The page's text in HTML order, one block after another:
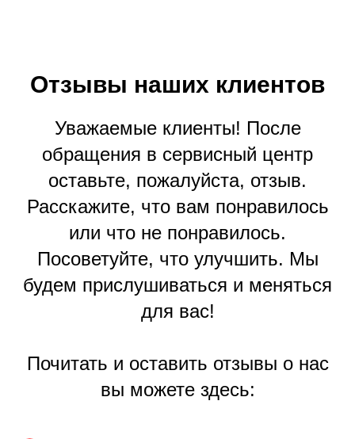
Отзывы наших клиентов
Уважаемые клиенты! После
обращения в сервисный центр
оставьте, пожалуйста, отзыв.
Расскажите, что вам понравилось
или что не понравилось.
Посоветуйте, что улучшить. Мы
будем прислушиваться и меняться
для вас!
Почитать и оставить отзывы о нас
вы можете здесь: